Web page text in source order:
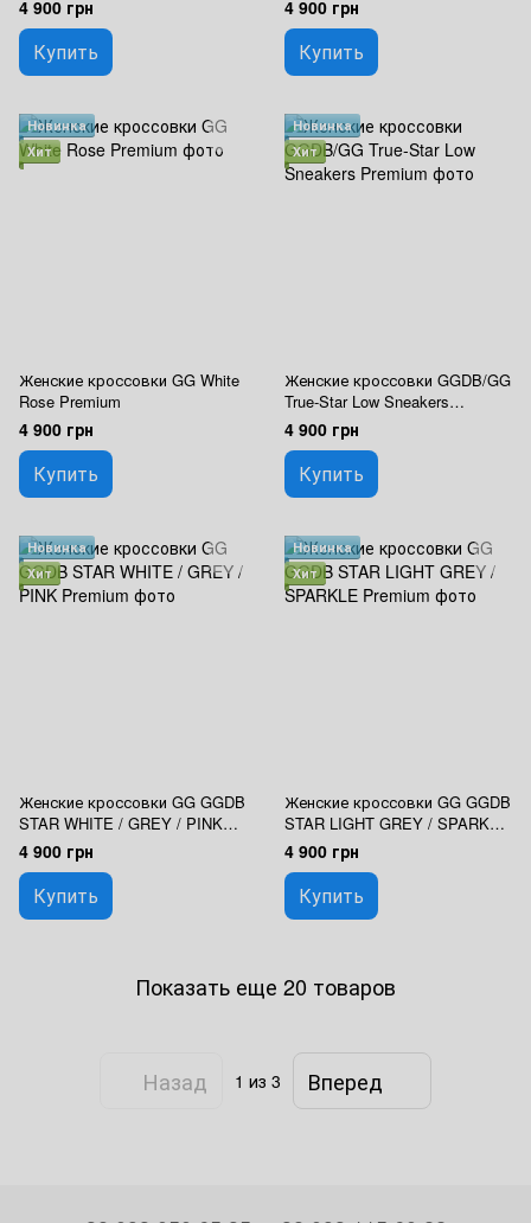
4 900 грн
Купить
4 900 грн
Купить
Новинка
Хит
Женские кроссовки GG White
Rose Premium
4 900 грн
Купить
Новинка
Хит
Женские кроссовки GGDB/GG
True-Star Low Sneakers
Premium
4 900 грн
Купить
Новинка
Хит
Женские кроссовки GG GGDB
STAR WHITE / GREY / PINK
Premium
4 900 грн
Купить
Новинка
Хит
Женские кроссовки GG GGDB
STAR LIGHT GREY / SPARKLE
Premium
4 900 грн
Купить
Показать еще 20 товаров
Назад 1 из 3 Вперед